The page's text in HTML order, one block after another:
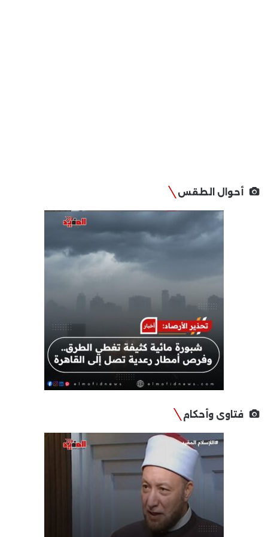
أحوال الطقس
فتاوى وأحكام